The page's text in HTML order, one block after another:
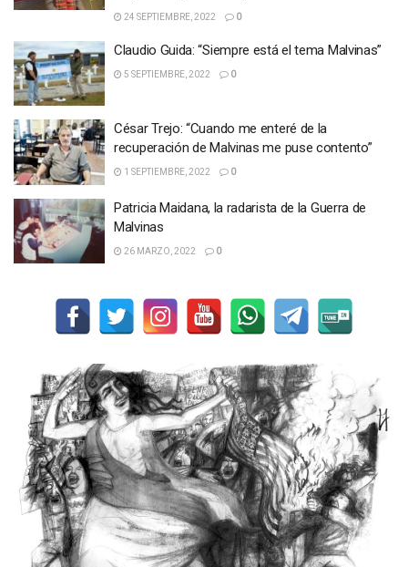
24 SEPTIEMBRE, 2022 0
Claudio Guida: “Siempre está el tema Malvinas”
5 SEPTIEMBRE, 2022 0
César Trejo: “Cuando me enteré de la
recuperación de Malvinas me puse contento”
1 SEPTIEMBRE, 2022 0
Patricia Maidana, la radarista de la Guerra de
Malvinas
26 MARZO, 2022 0